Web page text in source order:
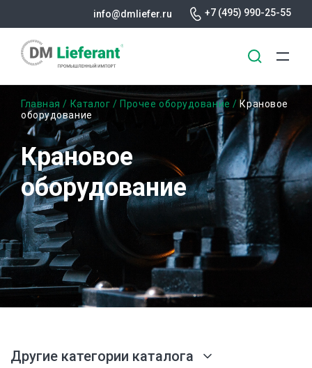
основному
содержанию
info@dmliefer.ru +7 (495) 990-25-55
Строка
навигации
Главная Каталог Прочее оборудование
Крановое
оборудование
Крановое
оборудование
Другие категории каталога